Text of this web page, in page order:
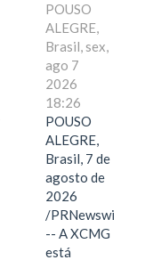
POUSO
ALEGRE,
Brasil, sex,
ago 7
2026
18:26
POUSO
ALEGRE,
Brasil, 7 de
agosto de
2026
/PRNewswire/
-- A XCMG
está